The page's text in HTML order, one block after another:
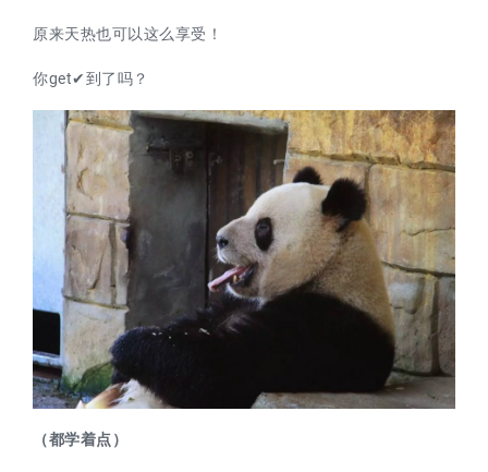
原来天热也可以这么享受！
你get✔到了吗？
（都学着点）